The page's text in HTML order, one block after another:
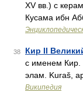
XV вв.) с
Кусама ибн
38 Кир II
с именем Кир.
элам. Kuraš,
Википедия